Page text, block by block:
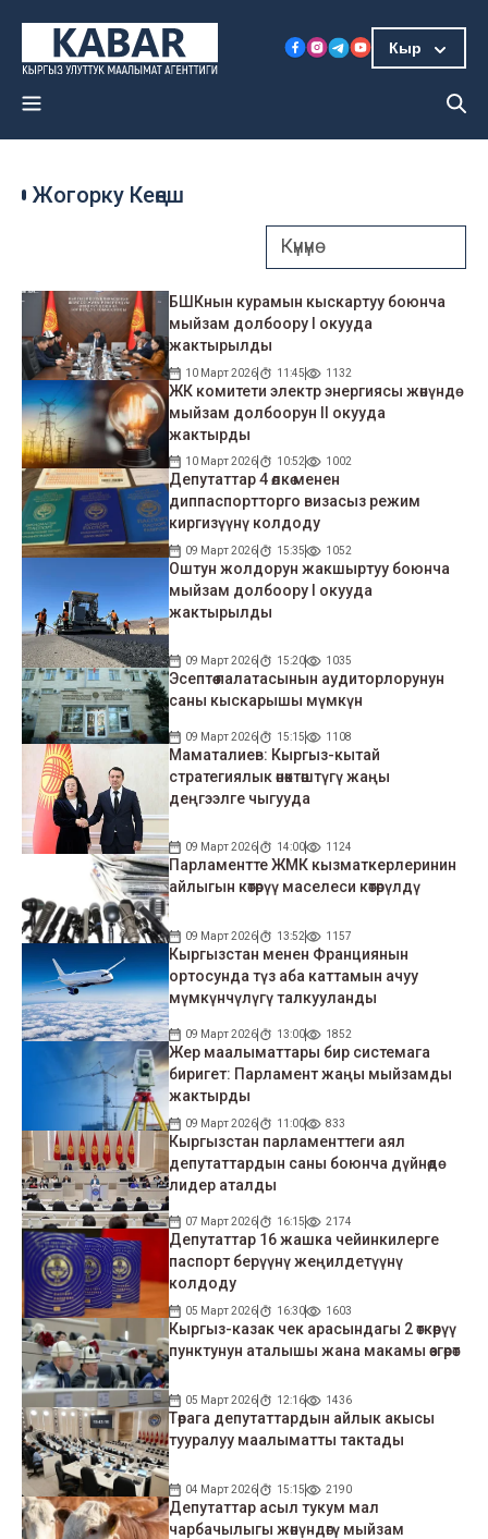
Кыр
Жогорку Кеңеш
БШКнын курамын кыскартуу боюнча
мыйзам долбоору I окууда
жактырылды
10 Март 2026 11:45 1132
ЖК комитети электр энергиясы жөнүндө
мыйзам долбоорун II окууда
жактырды
10 Март 2026 10:52 1002
Депутаттар 4 өлкө менен
диппаспортторго визасыз режим
киргизүүнү колдоду
09 Март 2026 15:35 1052
Оштун жолдорун жакшыртуу боюнча
мыйзам долбоору I окууда
жактырылды
09 Март 2026 15:20 1035
Эсептөө палатасынын аудиторлорунун
саны кыскарышы мүмкүн
09 Март 2026 15:15 1108
Маматалиев: Кыргыз-кытай
стратегиялык өнөктөштүгү жаңы
деңгээлге чыгууда
09 Март 2026 14:00 1124
Парламентте ЖМК кызматкерлеринин
айлыгын көтөрүү маселеси көтөрүлдү
09 Март 2026 13:52 1157
Кыргызстан менен Франциянын
ортосунда түз аба каттамын ачуу
мүмкүнчүлүгү талкууланды
09 Март 2026 13:00 1852
Жер маалыматтары бир системага
биригет: Парламент жаңы мыйзамды
жактырды
09 Март 2026 11:00 833
Кыргызстан парламенттеги аял
депутаттардын саны боюнча дүйнөдө
лидер аталды
07 Март 2026 16:15 2174
Депутаттар 16 жашка чейинкилерге
паспорт берүүнү жеңилдетүүнү
колдоду
05 Март 2026 16:30 1603
Кыргыз-казак чек арасындагы 2 өткөрүү
пунктунун аталышы жана макамы өзгөрөт
05 Март 2026 12:16 1436
Төрага депутаттардын айлык акысы
тууралуу маалыматты тактады
04 Март 2026 15:15 2190
Депутаттар асыл тукум мал
чарбачылыгы жөнүндөгү мыйзам